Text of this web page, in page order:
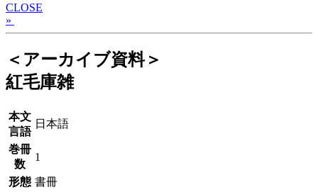
CLOSE
»
＜アーカイブ資料＞
紅毛庫雑
本文
言語
日本語
巻冊
数
1
形態 書冊